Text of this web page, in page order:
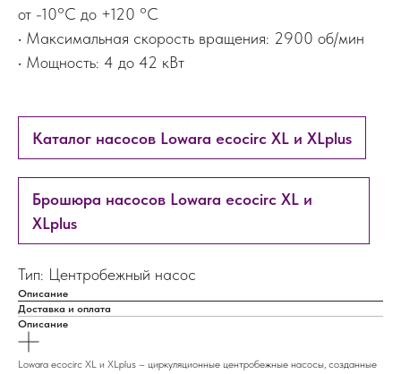
от -10°C до +120 °C
• Максимальная скорость вращения: 2900 об/мин
• Мощность: 4 до 42 кВт
Каталог насосов Lowara ecocirc XL и XLplus
Брошюра насосов Lowara ecocirc XL и
XLplus
Тип: Центробежный насос
Описание
Доставка и оплата
Описание
Lowara ecocirc XL и XLplus – циркуляционные центробежные насосы, созданные